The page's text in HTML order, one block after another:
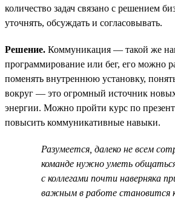
количество задач связано с решением
уточнять, обсуждать и согласовывать.
Решение. Коммуникация — такой же
программирование или бег, его можно
поменять внутреннюю установку,
вокруг — это огромный источник
энергии. Можно пройти курс по
повысить коммуникативные навыки.
Разумеется, далеко не всем
команде нужно уметь
с коллегами почти наверняка
важным в работе становится